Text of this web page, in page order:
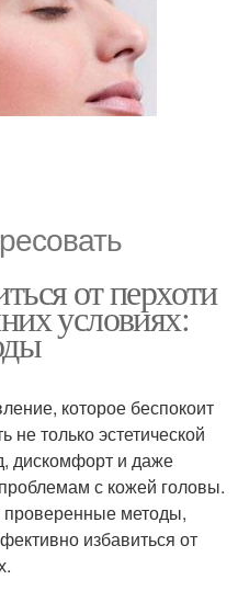
от перхоти
условиях:
которое беспокоит
только эстетической
дискомфорт и даже
с кожей головы.
проверенные методы,
избавиться от